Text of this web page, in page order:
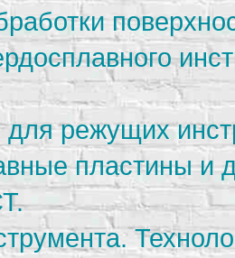
режущих
пластины и